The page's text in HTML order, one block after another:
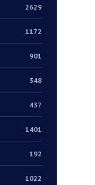
2629
1172
901
348
437
1401
192
1022